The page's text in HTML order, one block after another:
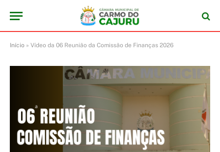
Início » Vídeo da 06 Reunião da Comissão de Finanças 2026